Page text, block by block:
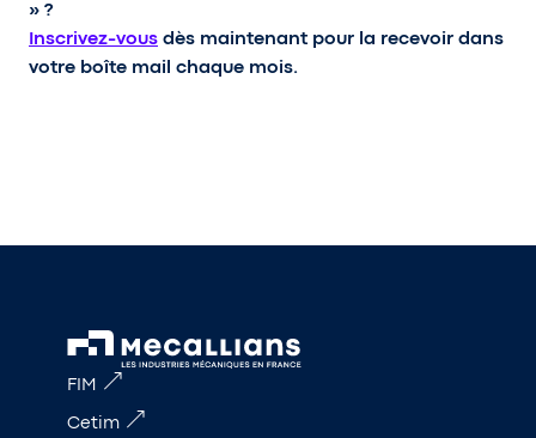
» ?
Inscrivez-vous dès maintenant pour la recevoir dans
votre boîte mail chaque mois.
FIM
Cetim